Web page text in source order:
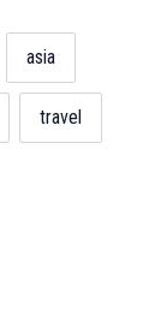
asia
travel